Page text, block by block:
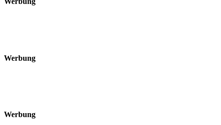
Werbung
Werbung